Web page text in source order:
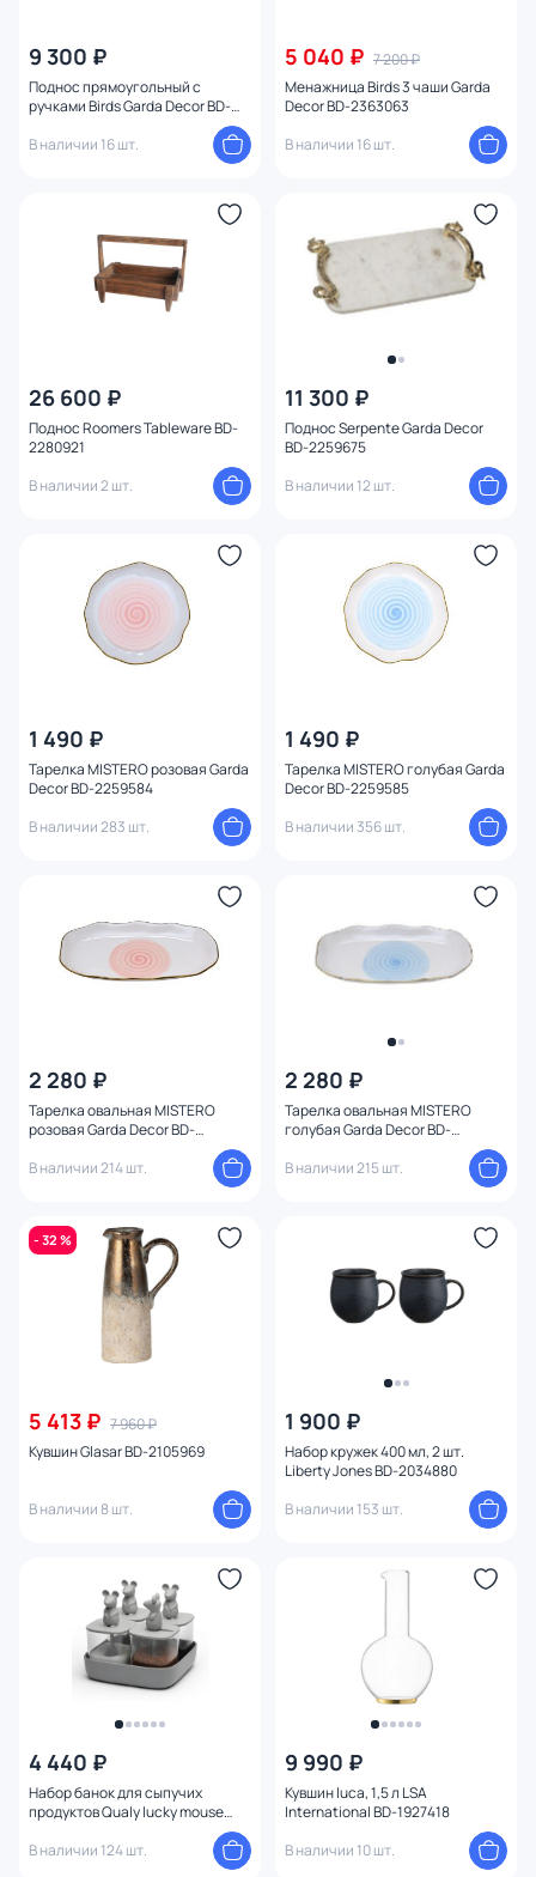
9 300 ₽
Поднос прямоугольный с
ручками Birds Garda Decor BD-
В наличии 16 шт.
5 040 ₽ 7 200 ₽
Менажница Birds 3 чаши Garda
Decor BD-2363063
В наличии 16 шт.
26 600 ₽
Поднос Roomers Tableware BD-
2280921
В наличии 2 шт.
11 300 ₽
Поднос Serpente Garda Decor
BD-2259675
В наличии 12 шт.
1 490 ₽
Тарелка MISTERO розовая Garda
Decor BD-2259584
В наличии 283 шт.
1 490 ₽
Тарелка MISTERO голубая Garda
Decor BD-2259585
В наличии 356 шт.
2 280 ₽
Тарелка овальная MISTERO
розовая Garda Decor BD-
В наличии 214 шт.
2 280 ₽
Тарелка овальная MISTERO
голубая Garda Decor BD-
В наличии 215 шт.
- 32 %
5 413 ₽ 7 960 ₽
Кувшин Glasar BD-2105969
В наличии 8 шт.
1 900 ₽
Набор кружек 400 мл, 2 шт.
Liberty Jones BD-2034880
В наличии 153 шт.
4 440 ₽
Набор банок для сыпучих
продуктов Qualy lucky mouse
В наличии 124 шт.
9 990 ₽
Кувшин luca, 1,5 л LSA
International BD-1927418
В наличии 10 шт.